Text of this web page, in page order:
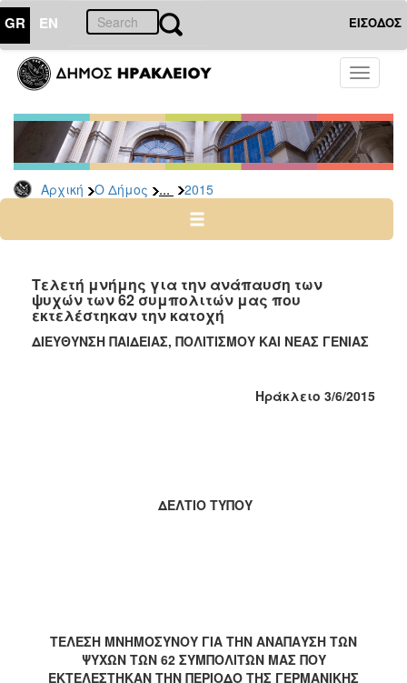
GR EN ΕΙΣΟΔΟΣ
Toggle
Αρχική Ο Δήμος ... 2015
ΔΗΜΟΣ
Δελτία
Τύπου
Αρχείο
2026
2024
2022
2021
Τελετή μνήμης για την ανάπαυση των
ψυχών των 62 συμπολιτών μας που
εκτελέστηκαν την κατοχή
ΔΙΕΥΘΥΝΣΗ ΠΑΙΔΕΙΑΣ, ΠΟΛΙΤΙΣΜΟΥ ΚΑΙ ΝΕΑΣ ΓΕΝΙΑΣ
Ηράκλειο 3/6/2015
ΔΕΛΤΙΟ ΤΥΠΟΥ
ΤΕΛΕΣΗ ΜΝΗΜΟΣΥΝΟΥ ΓΙΑ ΤΗΝ ΑΝΑΠΑΥΣΗ ΤΩΝ
ΨΥΧΩΝ ΤΩΝ 62 ΣΥΜΠΟΛΙΤΩΝ ΜΑΣ ΠΟΥ
ΕΚΤΕΛΕΣΤΗΚΑΝ ΤΗΝ ΠΕΡΙΟΔΟ ΤΗΣ ΓΕΡΜΑΝΙΚΗΣ